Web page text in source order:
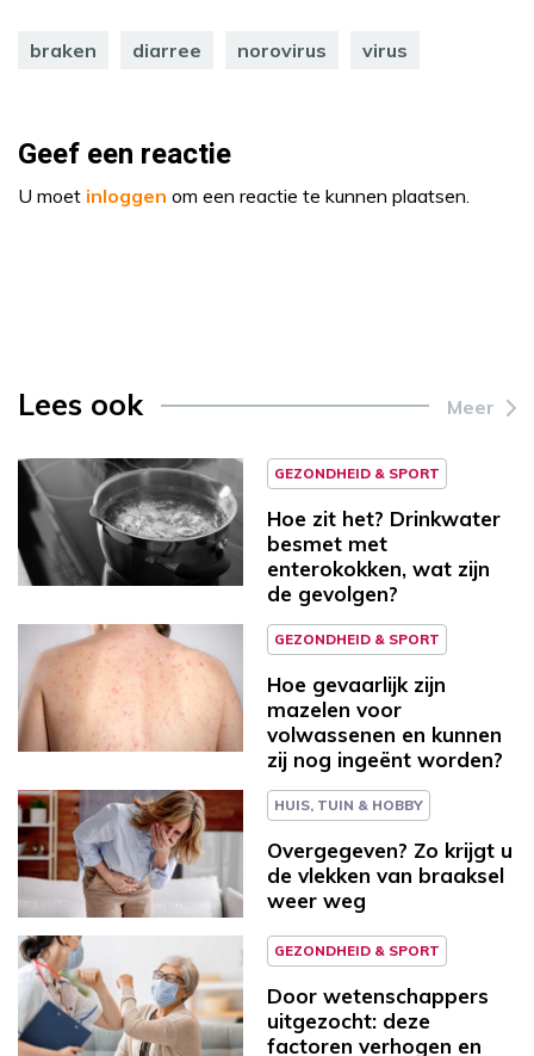
braken diarree norovirus virus
Geef een reactie
U moet inloggen om een reactie te kunnen plaatsen.
Lees ook Meer
GEZONDHEID & SPORT
Hoe zit het? Drinkwater
besmet met
enterokokken, wat zijn
de gevolgen?
GEZONDHEID & SPORT
Hoe gevaarlijk zijn
mazelen voor
volwassenen en kunnen
zij nog ingeënt worden?
HUIS, TUIN & HOBBY
Overgegeven? Zo krijgt u
de vlekken van braaksel
weer weg
GEZONDHEID & SPORT
Door wetenschappers
uitgezocht: deze
factoren verhogen en